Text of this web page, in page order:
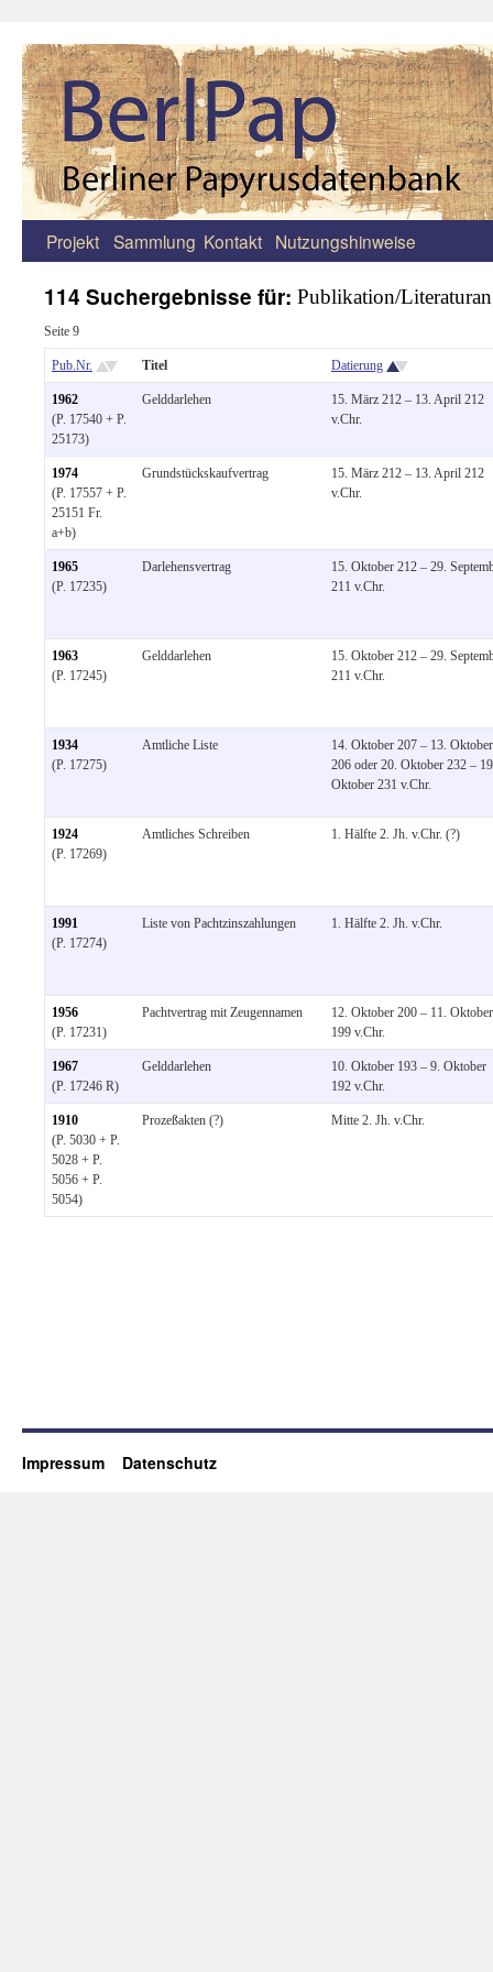
Zum
springen
Projekt Sammlung Kontakt Nutzungshinweise
114 Suchergebnisse für: Publikation/
Seite 9
Pub.Nr. Titel Datierung
1962
(P. 17540 + P.
25173)
Gelddarlehen
15. März 212 – 13. April 212
v.Chr.
1974
(P. 17557 + P.
25151 Fr.
a+b)
Grundstückskaufvertrag
15. März 212 – 13. April 212
v.Chr.
1965
(P. 17235)
Darlehensvertrag
15. Oktober 212 – 29.
211 v.Chr.
1963
(P. 17245)
Gelddarlehen
15. Oktober 212 – 29.
211 v.Chr.
1934
(P. 17275)
Amtliche Liste
14. Oktober 207 – 13. Oktober
206 oder 20. Oktober 232 –
Oktober 231 v.Chr.
1924
(P. 17269)
Amtliches Schreiben 1. Hälfte 2. Jh. v.Chr. (?)
1991
(P. 17274)
Liste von Pachtzinszahlungen 1. Hälfte 2. Jh. v.Chr.
1956
(P. 17231)
Pachtvertrag mit Zeugennamen
12. Oktober 200 – 11. Oktober
199 v.Chr.
1967
(P. 17246 R)
Gelddarlehen
10. Oktober 193 – 9. Oktober
192 v.Chr.
1910
(P. 5030 + P.
5028 + P.
5056 + P.
5054)
Prozeßakten (?) Mitte 2. Jh. v.Chr.
Impressum Datenschutz